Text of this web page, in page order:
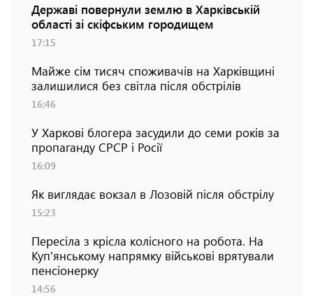
Державі повернули землю в Харківській
області зі скіфським городищем
17:15
Майже сім тисяч споживачів на Харківщині
залишилися без світла після обстрілів
16:46
У Харкові блогера засудили до семи років за
пропаганду СРСР і Росії
16:09
Як виглядає вокзал в Лозовій після обстрілу
15:23
Пересіла з крісла колісного на робота. На
Куп'янському напрямку військові врятували
пенсіонерку
14:56